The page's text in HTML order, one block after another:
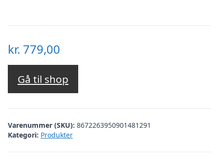
kr. 779,00
Gå til shop
Varenummer (SKU): 8672263950901481291
Kategori: Produkter